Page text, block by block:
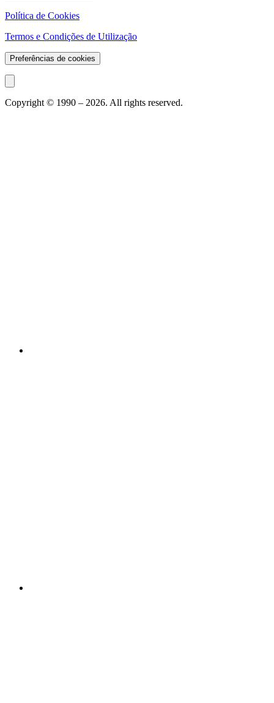
Política de Cookies
Termos e Condições de Utilização
Preferências de cookies
Copyright © 1990 – 2026. All rights reserved.